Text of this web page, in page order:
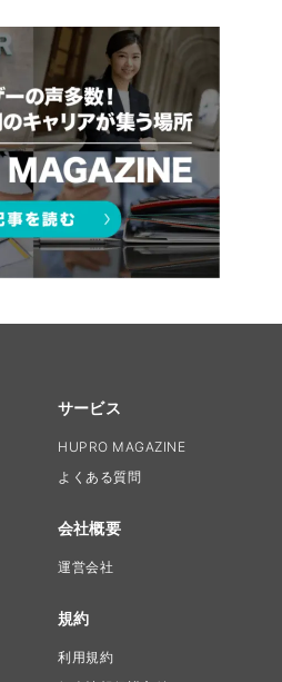
サービス
HUPRO MAGAZINE
よくある質問
会社概要
運営会社
規約
利用規約